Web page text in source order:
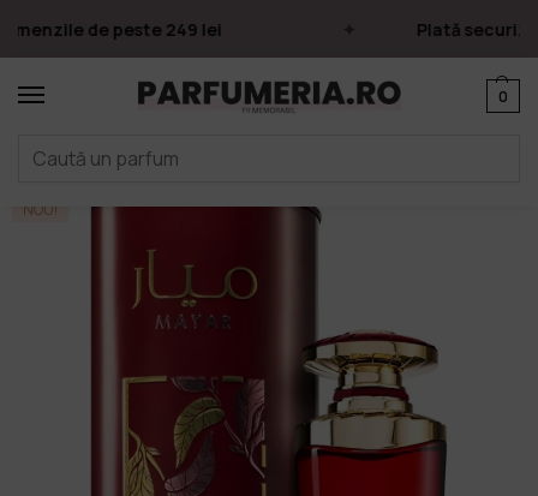
de peste 249 lei Plată
0
Prima pagină / Parfumuri
NOU!